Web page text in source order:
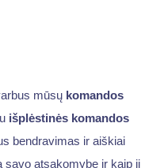
mūsų komandos
išplėstinės komandos
bendravimas ir aiškiai
savo atsakomybę ir kaip ji